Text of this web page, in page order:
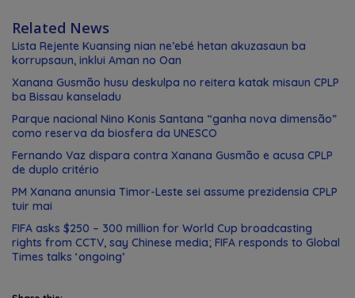
Related News
Lista Rejente Kuansing nian ne’ebé hetan akuzasaun ba
korrupsaun, inklui Aman no Oan
Xanana Gusmão husu deskulpa no reitera katak misaun CPLP
ba Bissau kanseladu
Parque nacional Nino Konis Santana “ganha nova dimensão”
como reserva da biosfera da UNESCO
Fernando Vaz dispara contra Xanana Gusmão e acusa CPLP
de duplo critério
PM Xanana anunsia Timor-Leste sei assume prezidensia CPLP
tuir mai
FIFA asks $250 – 300 million for World Cup broadcasting
rights from CCTV, say Chinese media; FIFA responds to Global
Times talks ‘ongoing’